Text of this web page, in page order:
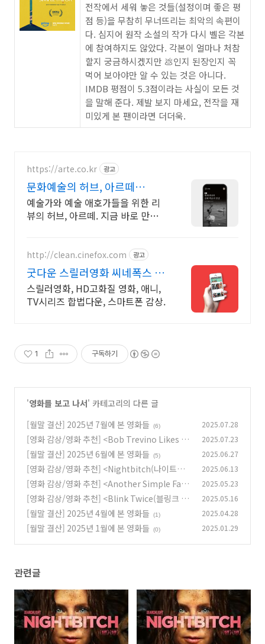
전작에서 세워 놓은 것들(설정이며 좋은 평
점 등)을 무참히 무너뜨리는 최악의 속편이
다. 심지어 원작 소설의 작가 다시 벨은 각본
에 참여하지도 않았다. 각본이 얼마나 처참
할지 궁금하시겠지만 💩인지 된장인지 꼭
먹어 보아야만 알 수 있는 것은 아니다.
IMDB 평점이 5.3점이라는 사실이 모든 것
을 말해 준다. 제발 보지 마세요, 전작을 재
미있게 본 팬이라면 더더욱.
https://arte.co.kr 광고
문화예술의 허브, 아르떼
arte.co.kr
예술가와 예술 애호가들을 위한 리
뷰의 허브, 아르떼. 지금 바로 만나보
수 있습니다.
http://clean.cinefox.com 광고
굿다운 스릴러영화 씨네폭스 최
대3만원+10%추가적립
스릴러영화, HD고화질 영화, 애니,
TV시리즈 합법다운, 스마트폰 감상.
1 구독하기
'영화를 보고 나서' 카테고리의 다른 글
[월말 결산] 2025년 7월에 본 영화들
(6) 2025.07.28
[영화 감상/영화 추천] <Bob Trevino Likes It
(밥 트레비노 라익스 잇)>(2024) (3)
2025.07.23
[월말 결산] 2025년 6월에 본 영화들 (5) 2025.06.27
[영화 감상/영화 추천] <Nightbitch(나이트비
치)>(2024) (6)
2025.06.13
[영화 감상/영화 추천] <Another Simple Favo
r(부탁 하나만 더 들어줘)>(2025)
(0)
2025.05.23
[영화 감상/영화 추천] <Blink Twice(블링크 트
와이스)>(2024)
(1)
2025.05.16
[월말 결산] 2025년 4월에 본 영화들 (1) 2025.04.28
[월말 결산] 2025년 1월에 본 영화들 (0) 2025.01.29
관련글